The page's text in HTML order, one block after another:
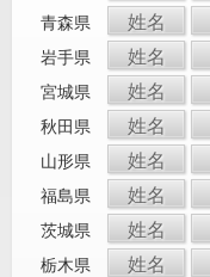
青森県 姓名
岩手県 姓名
宮城県 姓名
秋田県 姓名
山形県 姓名
福島県 姓名
茨城県 姓名
栃木県 姓名